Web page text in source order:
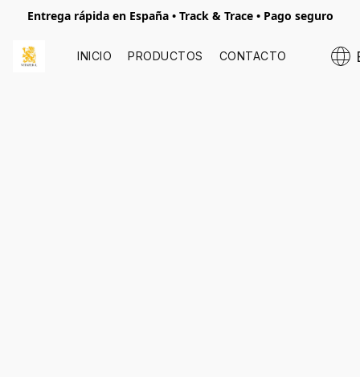
Entrega rápida en España • Track & Trace • Pago seguro
INICIO PRODUCTOS CONTACTO